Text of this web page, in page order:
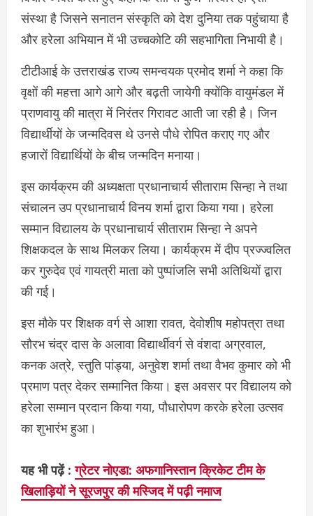
संस्था है जिसने सनातन संस्कृति को देश दुनिया तक पहुंचाया है
और हरेला अभियान में भी उच्चकोटि की सहभागिता निभायी है।
टीटीआई के उत्तराखंड राज्य समन्वयक प्रमोद शर्मा ने कहा कि
वृक्षों की महत्ता आगे आगे और बढ़ती जायेगी क्योंकि वायुमंडल में
प्राणवायु की मात्रा में निरंतर गिरावट आती जा रही है। जिन
विद्यार्थीयों के जन्मदिवस थे उनसे पौधे रोपित कराए गए और
हजारों विद्यार्थियों के बीच जन्मदिन मनाया।
इस कार्यक्रम की अध्यक्षता प्रधानाचार्य सीताराम सिन्हा ने तथा
संचालन उप प्रधानाचार्य विनय शर्मा द्वारा किया गया। हरेला
सम्मान विद्यालय के प्रधानाचार्य सीताराम सिन्हा ने अपने
शिक्षकदल के साथ मिलकर लिया। कार्यक्रम में दीप प्रज्ज्वलित
कर गुरुदेव एवं गायत्री माता को पुष्पांजलि सभी अतिथियों द्वारा
की गई।
इस मौके पर शिक्षक वर्ग से आशा रावत, देवोशीष महोपत्रा तथा
सौरभ चंद्र दास के अलावा विद्यार्थीवर्ग से वंशदा अग्रवाल,
कनक अत्रे, स्तुति पांड्या, अनुवेश शर्मा तथा वैभव कुमार को भी
प्रमाण पत्र देकर सम्मानित किया। इस अवसर पर विद्यालय को
हरेला सम्मान प्रदान किया गया, पौधारोपण करके हरेला उत्सव
का शुभारंभ हुआ।
यह भी पढ़ें :ग्रेटर नोएडा: अफगानिस्तान क्रिकेट टीम के
खिलाड़ियों ने सूरजपुर की मस्जिद में पढ़ी नमाज